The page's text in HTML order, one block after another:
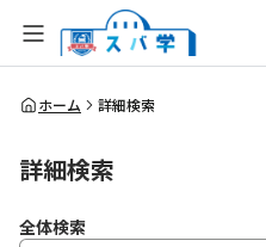
全体検索
ホーム 詳細検索
詳細検索
全体検索